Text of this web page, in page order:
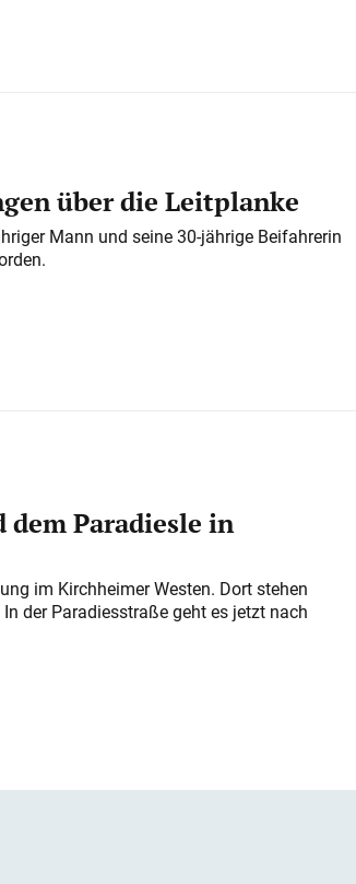
über die Leitplanke
Mann und seine 30-jährige Beifahrerin
dem Paradiesle in
im Kirchheimer Westen. Dort stehen
der Paradiesstraße geht es jetzt nach